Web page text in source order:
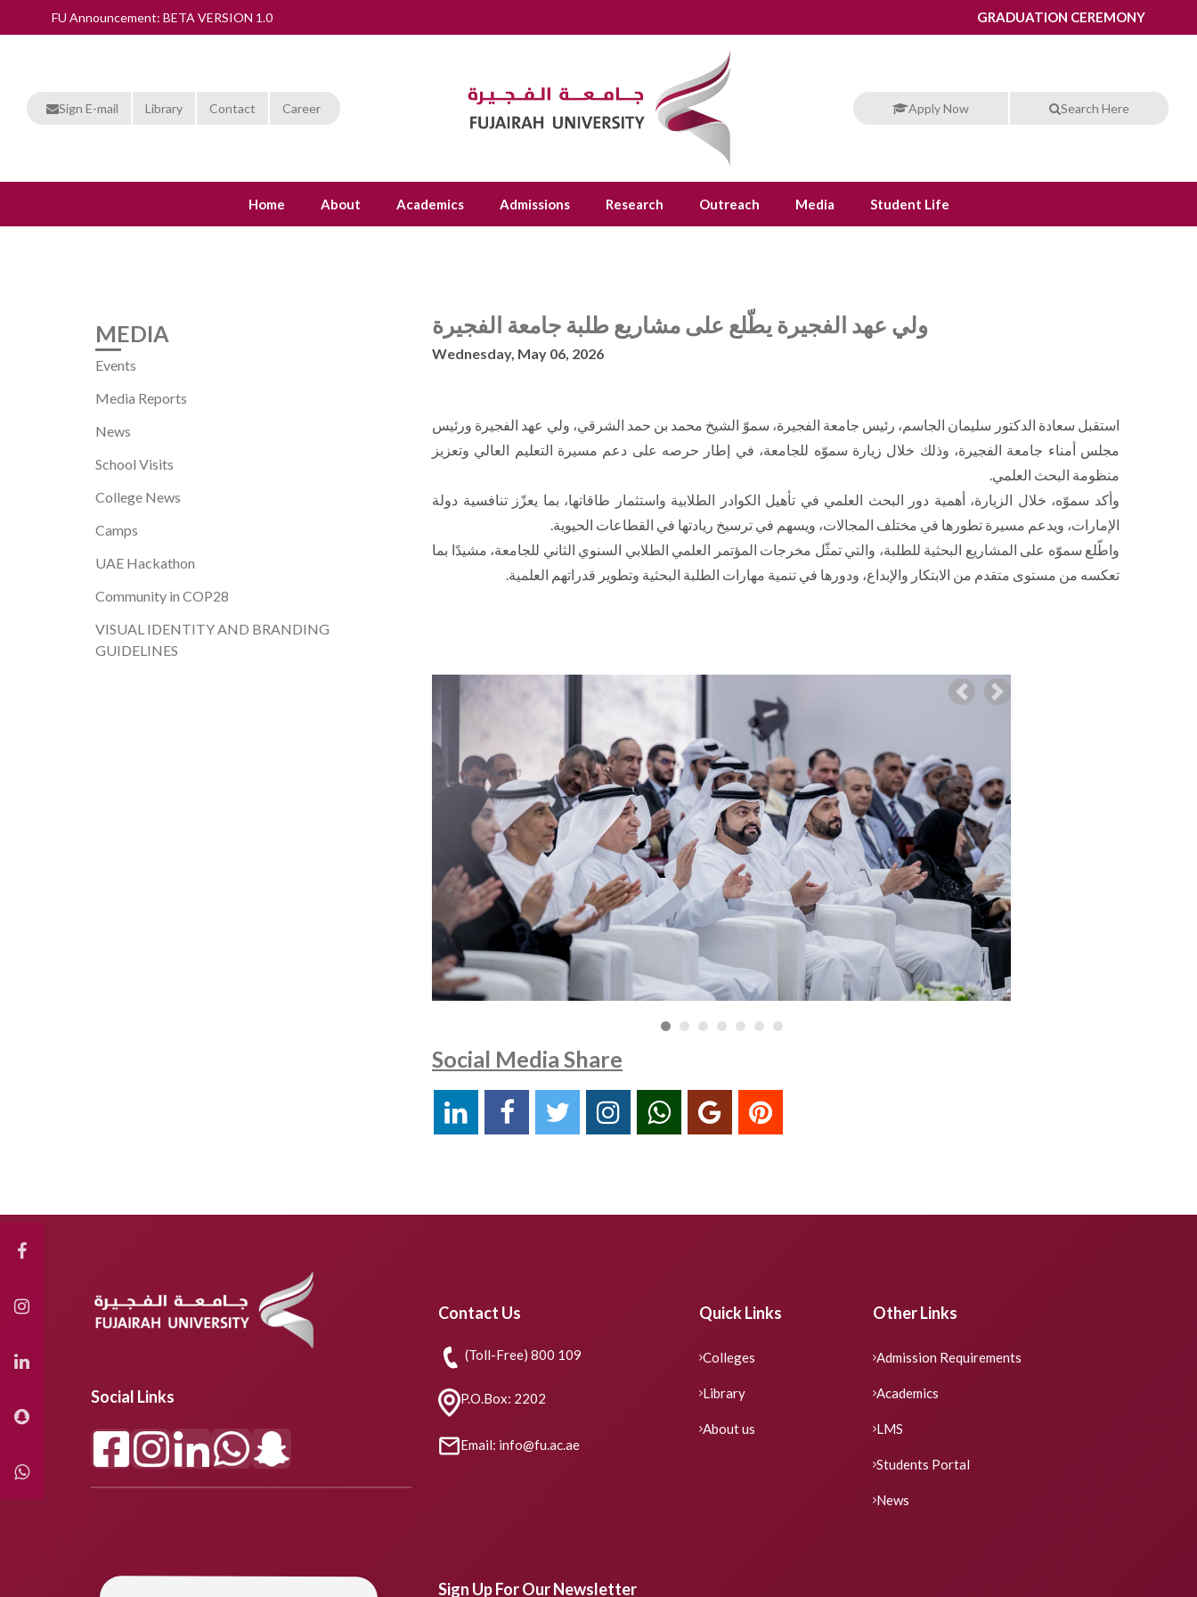
FU Announcement: BETA VERSION 1.0 GRADUATION CEREMONY
Sign E-mail Library Contact Career Apply Now Search Here
Home About Academics Admissions Research Outreach Media Student Life
MEDIA
Events
Media Reports
News
School Visits
College News
Camps
UAE Hackathon
Community in COP28
VISUAL IDENTITY AND BRANDING
GUIDELINES
ولي عهد الفجيرة يطّلع على مشاريع طلبة جامعة الفجيرة
Wednesday, May 06, 2026
استقبل سعادة الدكتور سليمان الجاسم، رئيس جامعة الفجيرة، سموّ الشيخ محمد بن حمد الشرقي، ولي عهد الفجيرة ورئيس
مجلس أمناء جامعة الفجيرة، وذلك خلال زيارة سموّه للجامعة، في إطار حرصه على دعم مسيرة التعليم العالي وتعزيز
منظومة البحث العلمي.
وأكد سموّه، خلال الزيارة، أهمية دور البحث العلمي في تأهيل الكوادر الطلابية واستثمار طاقاتها، بما يعزّز تنافسية دولة
الإمارات، ويدعم مسيرة تطورها في مختلف المجالات، ويسهم في ترسيخ ريادتها في القطاعات الحيوية.
واطّلع سموّه على المشاريع البحثية للطلبة، والتي تمثّل مخرجات المؤتمر العلمي الطلابي السنوي الثاني للجامعة، مشيدًا بما
تعكسه من مستوى متقدم من الابتكار والإبداع، ودورها في تنمية مهارات الطلبة البحثية وتطوير قدراتهم العلمية.
PreviousNext
Social Media Share
Social Links
Contact Us
(Toll-Free) 800 109
P.O.Box: 2202
Email: info@fu.ac.ae
Quick Links
Colleges
Library
About us
Other Links
Admission Requirements
Academics
LMS
Students Portal
News
Sign Up For Our Newsletter